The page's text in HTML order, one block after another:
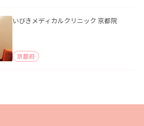
いびきメディカルクリニック 京都院
京都府